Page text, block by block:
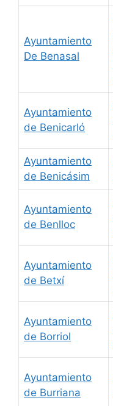
Ayuntamiento
De Benasal
Ayuntamiento
de Benicarló
Ayuntamiento
de Benicásim
Ayuntamiento
de Benlloc
Ayuntamiento
de Betxí
Ayuntamiento
de Borriol
Ayuntamiento
de Burriana